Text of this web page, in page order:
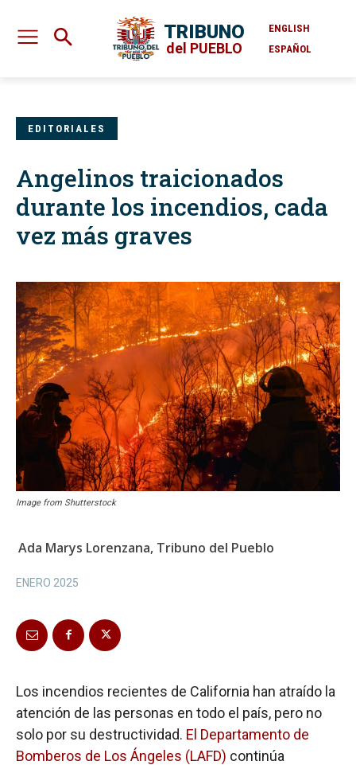
TRIBUNO
del PUEBLO
ENGLISH
ESPAÑOL
EDITORIALES
Angelinos traicionados
durante los incendios, cada
vez más graves
Image from Shutterstock
Ada Marys Lorenzana, Tribuno del Pueblo
ENERO 2025
Los incendios recientes de California han atraído la
atención de las personas en todo el país, pero no
solo por su destructividad. El Departamento de
Bomberos de Los Ángeles (LAFD) continúa